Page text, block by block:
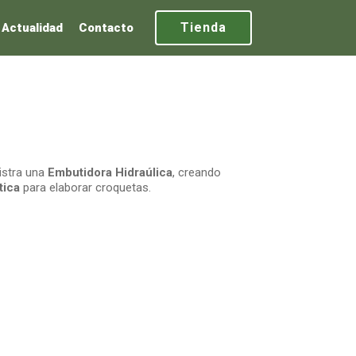
Tienda
Actualidad Contacto
una Embutidora Hidraúlica, creando
para elaborar croquetas.